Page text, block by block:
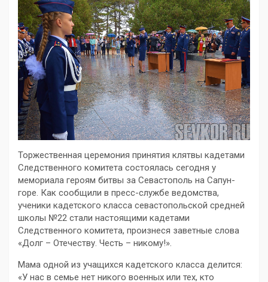
Торжественная церемония принятия клятвы кадетами
Следственного комитета состоялась сегодня у
мемориала героям битвы за Севастополь на Сапун-
горе. Как сообщили в пресс-службе ведомства,
ученики кадетского класса севастопольской средней
школы №22 стали настоящими кадетами
Следственного комитета, произнеся заветные слова
«Долг – Отечеству. Честь – никому!».
Мама одной из учащихся кадетского класса делится:
«У нас в семье нет никого военных или тех, кто